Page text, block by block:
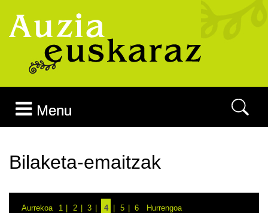
Menu
Bilaketa-emaitzak
Aurrekoa 1 2 3 4 5 6 Hurrengoa